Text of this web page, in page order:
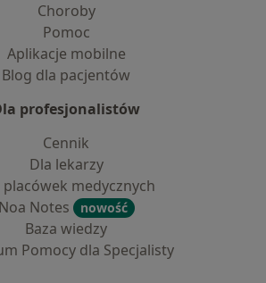
Choroby
Pomoc
Aplikacje mobilne
Blog dla pacjentów
profesjonalistów
Cennik
Dla lekarzy
placówek medycznych
Noa Notes
nowość
Baza wiedzy
Pomocy dla Specjalisty